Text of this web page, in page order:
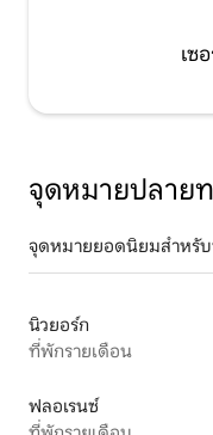
เซ
จุดหมายปลาย
จุดหมายยอดนิยมสำหรับ
นิวยอร์ก
ที่พักรายเดือน
ฟลอเรนซ์